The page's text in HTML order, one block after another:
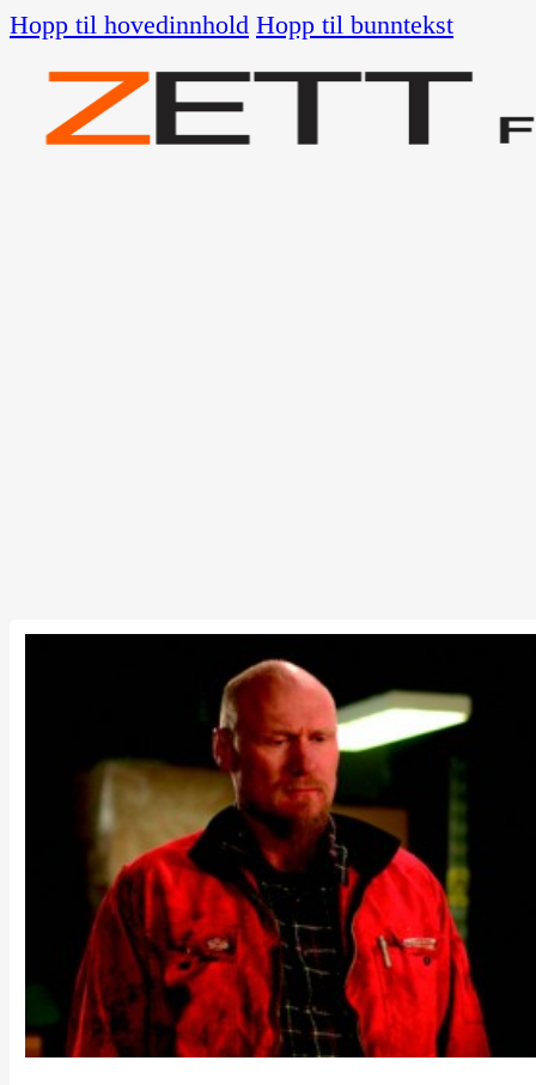
Hopp til hovedinnhold Hopp til bunntekst